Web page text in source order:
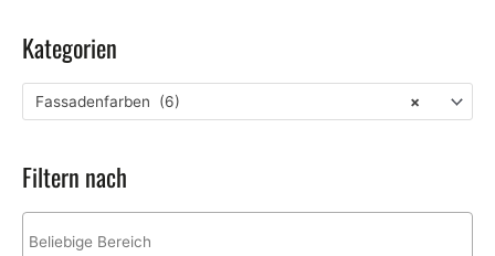
Kategorien
×
Fassadenfarben (6)
Filtern nach